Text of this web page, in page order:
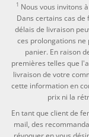
1 Nous vous invitons
Dans certains cas de
délais de livraison
ces prolongations
panier. En raison
premières telles que
livraison de votre
cette information en
prix ni la
En tant que client de
mail, des